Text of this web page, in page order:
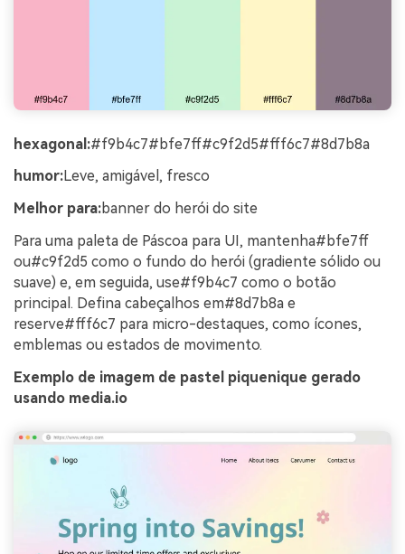
hexagonal:#f9b4c7#bfe7ff#c9f2d5#fff6c7#8d7b8a
humor:Leve, amigável, fresco
Melhor para:banner do herói do site
Para uma paleta de Páscoa para UI, mantenha#bfe7ff
ou#c9f2d5 como o fundo do herói (gradiente sólido ou
suave) e, em seguida, use#f9b4c7 como o botão
principal. Defina cabeçalhos em#8d7b8a e
reserve#fff6c7 para micro-destaques, como ícones,
emblemas ou estados de movimento.
Exemplo de imagem de pastel piquenique gerado
usando media.io